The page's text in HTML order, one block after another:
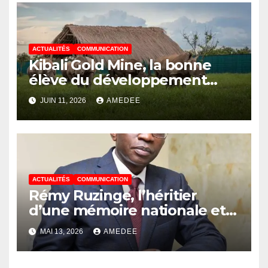
pour guérir
ACTUALITÉS COMMUNICATION
Kibali Gold Mine, la bonne
élève du développement
durable dans la Grande
Orientale
JUIN 11, 2026 AMEDEE
ACTUALITÉS COMMUNICATION
Rémy Ruzinge, l’héritier
d’une mémoire nationale et
l’artisan d’un avenir solidaire
MAI 13, 2026 AMEDEE